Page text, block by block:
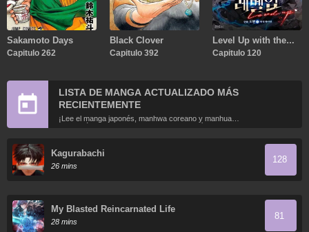
Sakamoto Days
Capitulo 262
Black Clover
Capitulo 392
Level Up with the
Gods
Capitulo 120
LISTA DE MANGA ACTUALIZADO MÁS
RECIENTEMENTE
¡Lee el manga japonés, manhwa coreano y manhua
chino más recientemente actualizados en línea gratis!
Kagurabachi
26 mins
128
My Blasted Reincarnated Life
28 mins
81